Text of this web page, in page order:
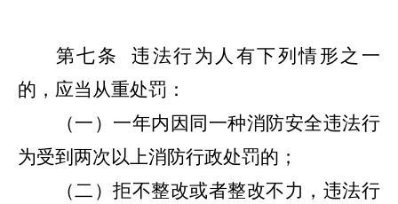
第七条
违法行为人有下列情形之一
的，应当从重处罚：
（一）一年内因同一种消防安全违法行
为受到两次以上消防行政处罚的；
（二）拒不整改或者整改不力，违法行